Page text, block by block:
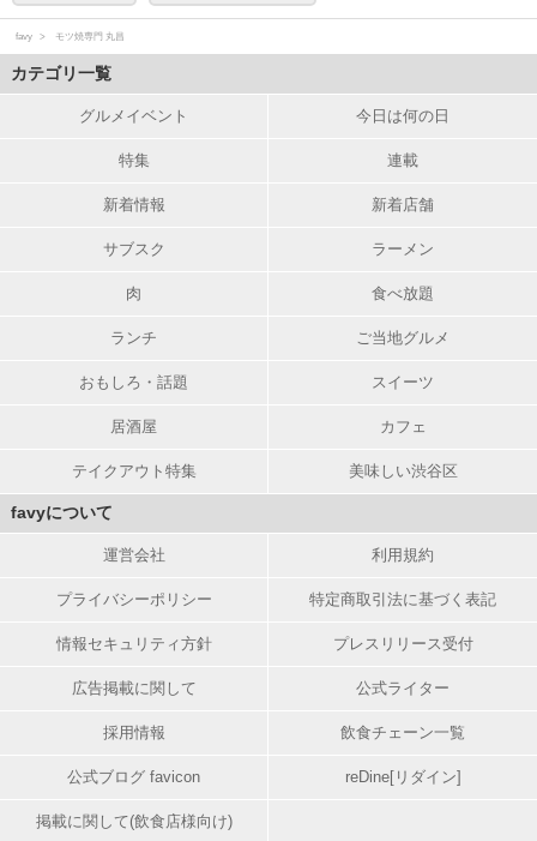
favy モツ焼専門 丸昌
カテゴリ一覧
グルメイベント 今日は何の日
特集 連載
新着情報 新着店舗
サブスク ラーメン
肉 食べ放題
ランチ ご当地グルメ
おもしろ・話題 スイーツ
居酒屋 カフェ
テイクアウト特集 美味しい渋谷区
favyについて
運営会社 利用規約
プライバシーポリシー 特定商取引法に基づく表記
情報セキュリティ方針 プレスリリース受付
広告掲載に関して 公式ライター
採用情報 飲食チェーン一覧
公式ブログ favicon reDine[リダイン]
掲載に関して(飲食店様向け)